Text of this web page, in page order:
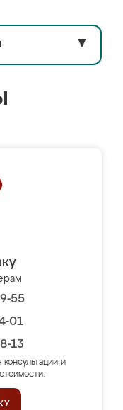
▼
55
01
13
консультации и